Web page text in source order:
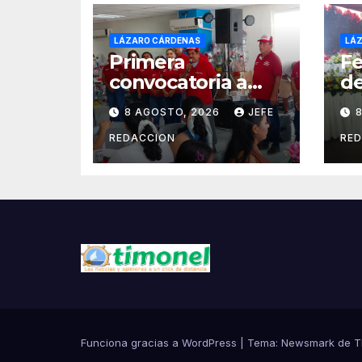
LÁZARO CÁRDENAS
Primera
convocatoria a
elecciones del
Ejido Melchor
Ocampo en
Lázaro Cárdenas
8 AGOSTO, 2026 JEFE
REDACCION
Funciona gracias a WordPress Tema: Newsmark de